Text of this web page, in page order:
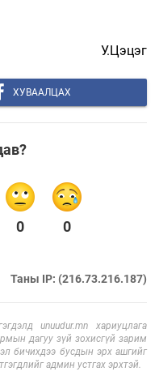
У.Цэцэг
ХУВААЛЦАХ
0 0
Таны IP: (216.73.216.187)
unuudur.mn хариуцлага
дагуу зүй зохисгүй зарим
бичихдээ бусдын эрх ашгийг
админ устгах эрхтэй.